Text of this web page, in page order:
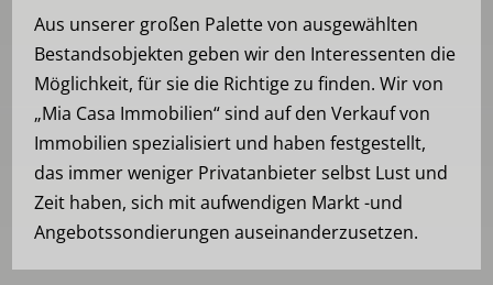
Aus unserer großen Palette von ausgewählten
Bestandsobjekten geben wir den Interessenten die
Möglichkeit, für sie die Richtige zu finden. Wir von
„Mia Casa Immobilien“ sind auf den Verkauf von
Immobilien spezialisiert und haben festgestellt,
das immer weniger Privatanbieter selbst Lust und
Zeit haben, sich mit aufwendigen Markt -und
Angebotssondierungen auseinanderzusetzen.